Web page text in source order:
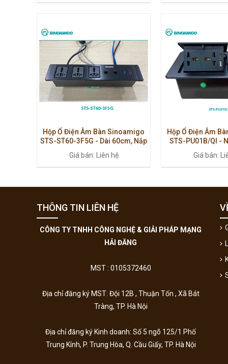
Hộp Ổ Điện Âm Bàn Sinoamigo
STS-ST60-3F5G - Dài 60cm, Nắp
Trượt, 3 Ổ Điện & 5 Cổng Dữ Liệu
Giá bán: Liên hệ
Hộp Ổ Điện Âm
STS-PU01B/QI -
Đen, Tích Hợp Sạc
Cao
Giá bán:
THÔNG TIN LIÊN HỆ
CÔNG TY TNHH CÔNG NGHỆ & GIẢI PHÁP MẠNG
HẢI ĐĂNG
MST : 0105372460
Địa chỉ đăng ký MST: Đội 12B , Thuận Tốn , Xã Bát
Tràng, TP. Hà Nội
Địa chỉ đăng ký Kinh doanh: Số 5 ngõ 125/1 Phố
Trung Kính, P. Trung Hòa, Q. Cầu Giấy, TP. Hà Nội